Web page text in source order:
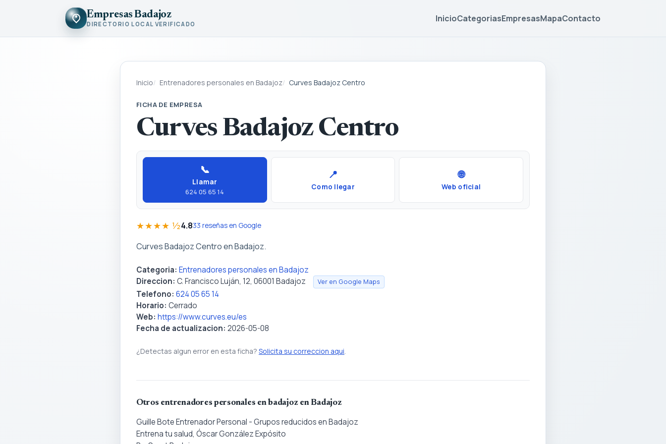
Empresas Badajoz
DIRECTORIO LOCAL VERIFICADO
InicioCategoriasEmpresasMapaContacto
Inicio Entrenadores personales en Badajoz Curves Badajoz Centro
FICHA DE EMPRESA
Curves Badajoz Centro
📞
Llamar
624 05 65 14
📍
Como llegar
🌐
Web oficial
★★★★ ½4.833 reseñas en Google
Curves Badajoz Centro en Badajoz.
Categoria: Entrenadores personales en Badajoz
Direccion: C. Francisco Luján, 12, 06001 Badajoz Ver en Google Maps
Telefono: 624 05 65 14
Horario: Cerrado
Web: https://www.curves.eu/es
Fecha de actualizacion: 2026-05-08
¿Detectas algun error en esta ficha? Solicita su correccion aqui
Otros entrenadores personales en badajoz en Badajoz
Guille Bote Entrenador Personal - Grupos reducidos en Badajoz
Entrena tu salud, Óscar González Expósito